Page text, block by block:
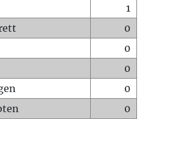
1
0
0
0
0
0